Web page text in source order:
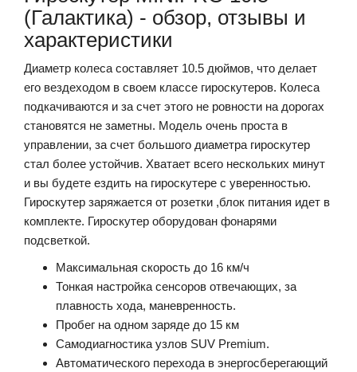
(Галактика) - обзор, отзывы и
характеристики
Диаметр колеса составляет 10.5 дюймов, что делает
его вездеходом в своем классе гироскутеров. Колеса
подкачиваются и за счет этого не ровности на дорогах
становятся не заметны. Модель очень проста в
управлении, за счет большого диаметра гироскутер
стал более устойчив. Хватает всего нескольких минут
и вы будете ездить на гироскутере с уверенностью.
Гироскутер заряжается от розетки ,блок питания идет в
комплекте. Гироскутер оборудован фонарями
подсветкой.
Максимальная скорость до 16 км/ч
Тонкая настройка сенсоров отвечающих, за
плавность хода, маневренность.
Пробег на одном заряде до 15 км
Самодиагностика узлов SUV Premium.
Автоматического перехода в энергосберегающий